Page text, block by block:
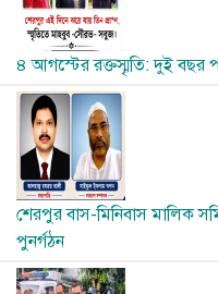
৪ আগস্টের রক্তস্মৃতি: দুই বছর
Image
শেরপুর বাস-মিনিবাস মালিক
পুনর্গঠন
Image